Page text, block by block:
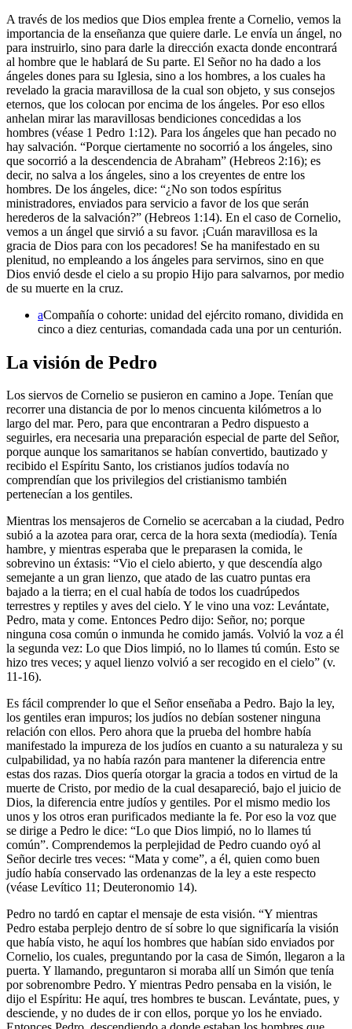
A través de los medios que Dios emplea frente a Cornelio, vemos la
importancia de la enseñanza que quiere darle. Le envía un ángel, no
para instruirlo, sino para darle la dirección exacta donde encontrará
al hombre que le hablará de Su parte. El Señor no ha dado a los
ángeles dones para su Iglesia, sino a los hombres, a los cuales ha
revelado la gracia maravillosa de la cual son objeto, y sus consejos
eternos, que los colocan por encima de los ángeles. Por eso ellos
anhelan mirar las maravillosas bendiciones concedidas a los
hombres (véase 1 Pedro 1:12). Para los ángeles que han pecado no
hay salvación. “Porque ciertamente no socorrió a los ángeles, sino
que socorrió a la descendencia de Abraham” (Hebreos 2:16); es
decir, no salva a los ángeles, sino a los creyentes de entre los
hombres. De los ángeles, dice: “¿No son todos espíritus
ministradores, enviados para servicio a favor de los que serán
herederos de la salvación?” (Hebreos 1:14). En el caso de Cornelio,
vemos a un ángel que sirvió a su favor. ¡Cuán maravillosa es la
gracia de Dios para con los pecadores! Se ha manifestado en su
plenitud, no empleando a los ángeles para servirnos, sino en que
Dios envió desde el cielo a su propio Hijo para salvarnos, por medio
de su muerte en la cruz.
aCompañía o cohorte: unidad del ejército romano, dividida en
cinco a diez centurias, comandada cada una por un centurión.
La visión de Pedro
Los siervos de Cornelio se pusieron en camino a Jope. Tenían que
recorrer una distancia de por lo menos cincuenta kilómetros a lo
largo del mar. Pero, para que encontraran a Pedro dispuesto a
seguirles, era necesaria una preparación especial de parte del Señor,
porque aunque los samaritanos se habían convertido, bautizado y
recibido el Espíritu Santo, los cristianos judíos todavía no
comprendían que los privilegios del cristianismo también
pertenecían a los gentiles.
Mientras los mensajeros de Cornelio se acercaban a la ciudad, Pedro
subió a la azotea para orar, cerca de la hora sexta (mediodía). Tenía
hambre, y mientras esperaba que le preparasen la comida, le
sobrevino un éxtasis: “Vio el cielo abierto, y que descendía algo
semejante a un gran lienzo, que atado de las cuatro puntas era
bajado a la tierra; en el cual había de todos los cuadrúpedos
terrestres y reptiles y aves del cielo. Y le vino una voz: Levántate,
Pedro, mata y come. Entonces Pedro dijo: Señor, no; porque
ninguna cosa común o inmunda he comido jamás. Volvió la voz a él
la segunda vez: Lo que Dios limpió, no lo llames tú común. Esto se
hizo tres veces; y aquel lienzo volvió a ser recogido en el cielo” (v.
11-16).
Es fácil comprender lo que el Señor enseñaba a Pedro. Bajo la ley,
los gentiles eran impuros; los judíos no debían sostener ninguna
relación con ellos. Pero ahora que la prueba del hombre había
manifestado la impureza de los judíos en cuanto a su naturaleza y su
culpabilidad, ya no había razón para mantener la diferencia entre
estas dos razas. Dios quería otorgar la gracia a todos en virtud de la
muerte de Cristo, por medio de la cual desapareció, bajo el juicio de
Dios, la diferencia entre judíos y gentiles. Por el mismo medio los
unos y los otros eran purificados mediante la fe. Por eso la voz que
se dirige a Pedro le dice: “Lo que Dios limpió, no lo llames tú
común”. Comprendemos la perplejidad de Pedro cuando oyó al
Señor decirle tres veces: “Mata y come”, a él, quien como buen
judío había conservado las ordenanzas de la ley a este respecto
(véase Levítico 11; Deuteronomio 14).
Pedro no tardó en captar el mensaje de esta visión. “Y mientras
Pedro estaba perplejo dentro de sí sobre lo que significaría la visión
que había visto, he aquí los hombres que habían sido enviados por
Cornelio, los cuales, preguntando por la casa de Simón, llegaron a la
puerta. Y llamando, preguntaron si moraba allí un Simón que tenía
por sobrenombre Pedro. Y mientras Pedro pensaba en la visión, le
dijo el Espíritu: He aquí, tres hombres te buscan. Levántate, pues, y
desciende, y no dudes de ir con ellos, porque yo los he enviado.